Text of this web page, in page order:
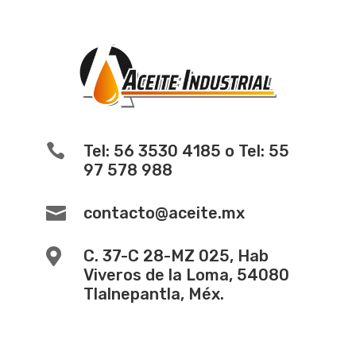

Tel: 56 3530 4185 o Tel: 55
97 578 988
 contacto@aceite.mx

C. 37-C 28-MZ 025, Hab
Viveros de la Loma, 54080
Tlalnepantla, Méx.